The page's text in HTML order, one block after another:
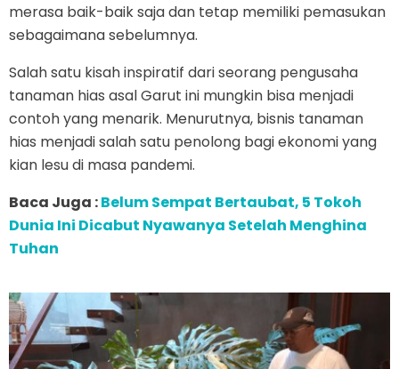
merasa baik-baik saja dan tetap memiliki pemasukan
sebagaimana sebelumnya.
Salah satu kisah inspiratif dari seorang pengusaha
tanaman hias asal Garut ini mungkin bisa menjadi
contoh yang menarik. Menurutnya, bisnis tanaman
hias menjadi salah satu penolong bagi ekonomi yang
kian lesu di masa pandemi.
Baca Juga :Belum Sempat Bertaubat, 5 Tokoh
Dunia Ini Dicabut Nyawanya Setelah Menghina
Tuhan